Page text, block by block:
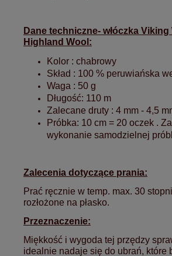
Dane techniczne- włóczka
Highland Wool:
Kolor : chabrowy
Skład : 100 % peruwiańska
Waga : 50 g
Długość: 110 m
Zalecane druty : 4 mm - 4,5
Próbka: 10 cm = 20 oczek .
wykonanie samodzielnej
Zalecenia dotyczące prania:
Prać ręcznie w temp. max. 30
rozłożone na płasko.
Przeznaczenie:
Miękkość i wygoda tej przędzy
idealnie nadaje się do ubrań, które